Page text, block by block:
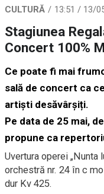
CULTURĂ 13:51 / 13/
Stagiunea
Concert 100%
Ce poate fi mai
sală de concert ca
artiști desăvârșiți.
Pe data de 25 mai,
propune ca
Uvertura operei „Nunta
orchestră nr. 24 în c
dur Kv 425.